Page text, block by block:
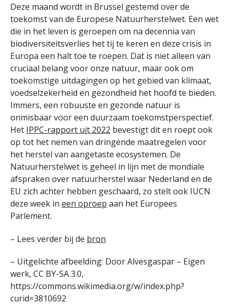
Deze maand wordt in Brussel gestemd over de
toekomst van de Europese Natuurherstelwet. Een wet
die in het leven is geroepen om na decennia van
biodiversiteitsverlies het tij te keren en deze crisis in
Europa een halt toe te roepen. Dat is niet alleen van
cruciaal belang voor onze natuur, maar ook om
toekomstige uitdagingen op het gebied van klimaat,
voedselzekerheid en gezondheid het hoofd te bieden.
Immers, een robuuste en gezonde natuur is
onmisbaar voor een duurzaam toekomstperspectief.
Het IPPC-rapport uit 2022 bevestigt dit en roept ook
op tot het nemen van dringende maatregelen voor
het herstel van aangetaste ecosystemen. De
Natuurherstelwet is geheel in lijn met de mondiale
afspraken over natuurherstel waar Nederland en de
EU zich achter hebben geschaard, zo stelt ook IUCN
deze week in een oproep aan het Europees
Parlement.
– Lees verder bij de bron
– Uitgelichte afbeelding: Door Alvesgaspar – Eigen
werk, CC BY-SA 3.0,
https://commons.wikimedia.org/w/index.php?
curid=3810692